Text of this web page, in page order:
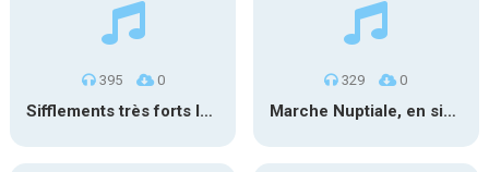
395 0
Sifflements très forts longs
329 0
Marche Nuptiale, en sifflant 1